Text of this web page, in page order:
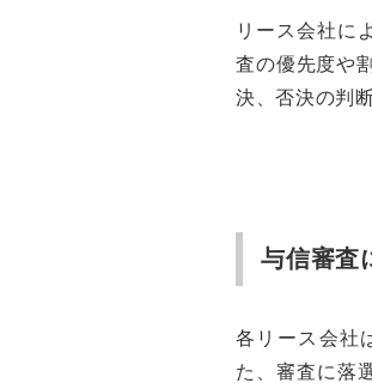
リース会社に
査の優先度や
決、否決の判
与信審査
各リース会社
た、審査に落